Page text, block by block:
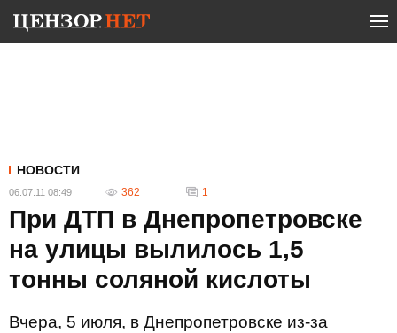
НОВОСТИ
06.07.11 08:49 362 1
При ДТП в Днепропетровске
на улицы вылилось 1,5
тонны соляной кислоты
Вчера, 5 июля, в Днепропетровске из-за